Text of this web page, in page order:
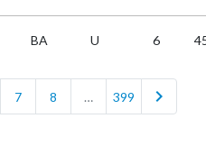
BA U 6
7 8 … 399 chevron_right